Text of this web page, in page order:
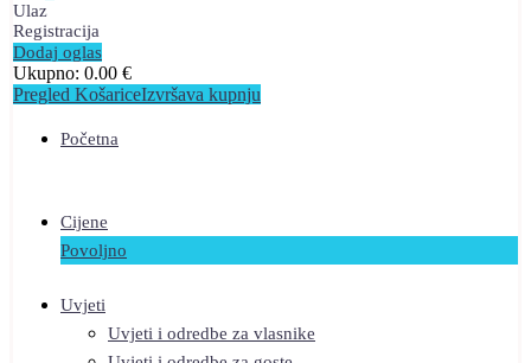
Ulaz
Registracija
Dodaj oglas
Ukupno: 0.00 €
Pregled KošariceIzvršava kupnju
Početna
Cijene
Povoljno
Uvjeti
Uvjeti i odredbe za vlasnike